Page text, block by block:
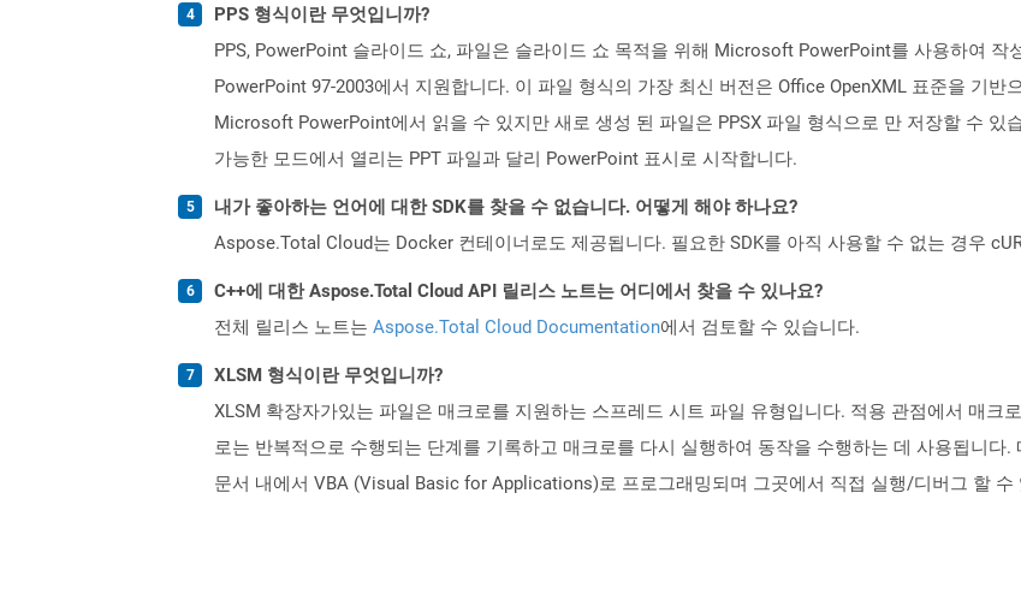
PPS 형식이란 무엇입니까?
PPS, PowerPoint 슬라이드 쇼, 파일은 슬라이드 쇼 목적을 위해 Microsoft PowerPoint를 사용하여
PowerPoint 97-2003에서 지원합니다. 이 파일 형식의 가장 최신 버전은 Office OpenXML 표준을 기반
Microsoft PowerPoint에서 읽을 수 있지만 새로 생성 된 파일은 PPSX 파일 형식으로 만 저장할 수 있
가능한 모드에서 열리는 PPT 파일과 달리 PowerPoint 표시로 시작합니다.
내가 좋아하는 언어에 대한 SDK를 찾을 수 없습니다. 어떻게 해야 하나요?
Aspose.Total Cloud는 Docker 컨테이너로도 제공됩니다. 필요한 SDK를 아직 사용할 수 없는 경우
C++에 대한 Aspose.Total Cloud API 릴리스 노트는 어디에서 찾을 수 있나요?
전체 릴리스 노트는 Aspose.Total Cloud Documentation에서 검토할 수 있습니다.
XLSM 형식이란 무엇입니까?
XLSM 확장자가있는 파일은 매크로를 지원하는 스프레드 시트 파일 유형입니다. 적용 관점에서 매크
로는 반복적으로 수행되는 단계를 기록하고 매크로를 다시 실행하여 동작을 수행하는 데 사용됩니
문서 내에서 VBA (Visual Basic for Applications)로 프로그래밍되며 그곳에서 직접 실행/디버그 할 수